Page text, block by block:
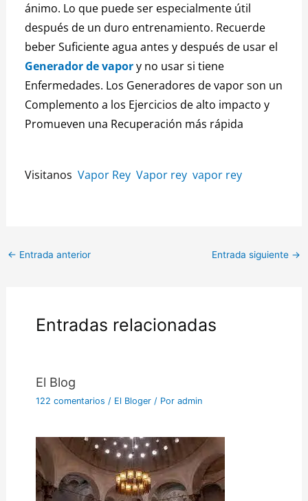
ánimo. Lo que puede ser especialmente útil
después de un duro entrenamiento. Recuerde
beber Suficiente agua antes y después de usar el
Generador de vapory no usar si tiene
Enfermedades. Los Generadores de vapor son un
Complemento a los Ejercicios de alto impacto y
Promueven una Recuperación más rápida
VisitanosVapor Rey Vapor rey vapor rey
← Entrada anterior Entrada siguiente →
Entradas relacionadas
El Blog
122 comentarios / El Bloger/ Por admin